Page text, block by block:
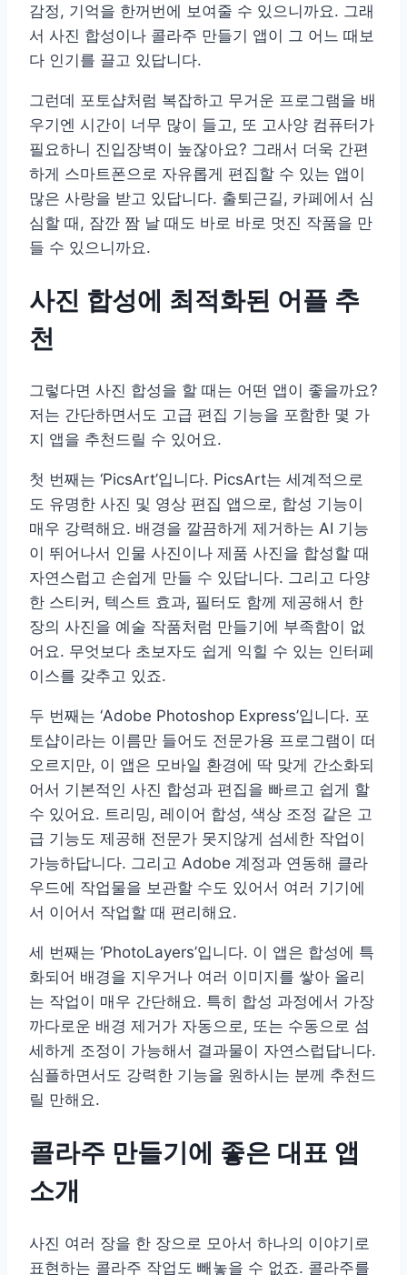
감정, 기억을 한꺼번에 보여줄 수 있으니까요. 그래
서 사진 합성이나 콜라주 만들기 앱이 그 어느 때보
다 인기를 끌고 있답니다.
그런데 포토샵처럼 복잡하고 무거운 프로그램을 배
우기엔 시간이 너무 많이 들고, 또 고사양 컴퓨터가
필요하니 진입장벽이 높잖아요? 그래서 더욱 간편
하게 스마트폰으로 자유롭게 편집할 수 있는 앱이
많은 사랑을 받고 있답니다. 출퇴근길, 카페에서 심
심할 때, 잠깐 짬 날 때도 바로 바로 멋진 작품을 만
들 수 있으니까요.
사진 합성에 최적화된 어플 추
천
그렇다면 사진 합성을 할 때는 어떤 앱이 좋을까요?
저는 간단하면서도 고급 편집 기능을 포함한 몇 가
지 앱을 추천드릴 수 있어요.
첫 번째는 ‘PicsArt’입니다. PicsArt는 세계적으로
도 유명한 사진 및 영상 편집 앱으로, 합성 기능이
매우 강력해요. 배경을 깔끔하게 제거하는 AI 기능
이 뛰어나서 인물 사진이나 제품 사진을 합성할 때
자연스럽고 손쉽게 만들 수 있답니다. 그리고 다양
한 스티커, 텍스트 효과, 필터도 함께 제공해서 한
장의 사진을 예술 작품처럼 만들기에 부족함이 없
어요. 무엇보다 초보자도 쉽게 익힐 수 있는 인터페
이스를 갖추고 있죠.
두 번째는 ‘Adobe Photoshop Express’입니다. 포
토샵이라는 이름만 들어도 전문가용 프로그램이 떠
오르지만, 이 앱은 모바일 환경에 딱 맞게 간소화되
어서 기본적인 사진 합성과 편집을 빠르고 쉽게 할
수 있어요. 트리밍, 레이어 합성, 색상 조정 같은 고
급 기능도 제공해 전문가 못지않게 섬세한 작업이
가능하답니다. 그리고 Adobe 계정과 연동해 클라
우드에 작업물을 보관할 수도 있어서 여러 기기에
서 이어서 작업할 때 편리해요.
세 번째는 ‘PhotoLayers’입니다. 이 앱은 합성에 특
화되어 배경을 지우거나 여러 이미지를 쌓아 올리
는 작업이 매우 간단해요. 특히 합성 과정에서 가장
까다로운 배경 제거가 자동으로, 또는 수동으로 섬
세하게 조정이 가능해서 결과물이 자연스럽답니다.
심플하면서도 강력한 기능을 원하시는 분께 추천드
릴 만해요.
콜라주 만들기에 좋은 대표 앱
소개
사진 여러 장을 한 장으로 모아서 하나의 이야기로
표현하는 콜라주 작업도 빼놓을 수 없죠. 콜라주를